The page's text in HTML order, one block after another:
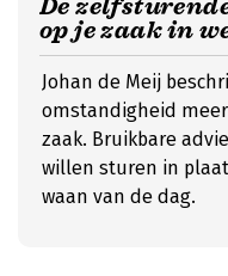
De
op je zaak in
Johan de Meij
omstandigheid
zaak. Bruikbare
willen sturen in
waan van de dag.